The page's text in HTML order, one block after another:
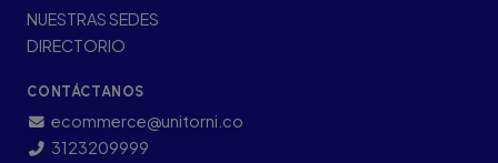
NUESTRAS SEDES
DIRECTORIO
CONTÁCTANOS
ecommerce@unitorni.co
3123209999